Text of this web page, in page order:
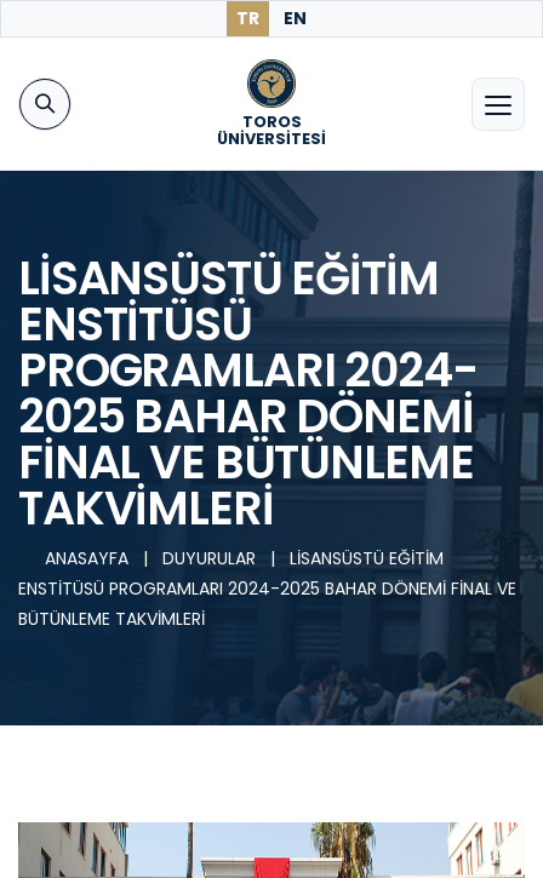
TR EN
TOROS
ÜNİVERSİTESİ
LİSANSÜSTÜ EĞİTİM
ENSTİTÜSÜ
PROGRAMLARI 2024-
2025 BAHAR DÖNEMİ
FİNAL VE BÜTÜNLEME
TAKVİMLERİ
ANASAYFA | DUYURULAR |
LİSANSÜSTÜ EĞİTİM
ENSTİTÜSÜ PROGRAMLARI 2024-2025 BAHAR DÖNEMİ FİNAL VE
BÜTÜNLEME TAKVİMLERİ